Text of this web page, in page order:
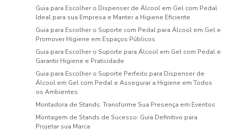
Guia para Escolher o Dispenser de Álcool em Gel com Pedal
Ideal para sua Empresa e Manter a Higiene Eficiente
Guia para Escolher o Suporte com Pedal para Álcool em Gel e
Promover Higiene em Espaços Públicos
Guia para Escolher o Suporte para Álcool em Gel com Pedal e
Garantir Higiene e Praticidade
Guia para Escolher o Suporte Perfeito para Dispenser de
Álcool em Gel com Pedal e Assegurar a Higiene em Todos
os Ambientes
Montadora de Stands: Transforme Sua Presença em Eventos
Montagem de Stands de Sucesso: Guia Definitivo para
Projetar sua Marca